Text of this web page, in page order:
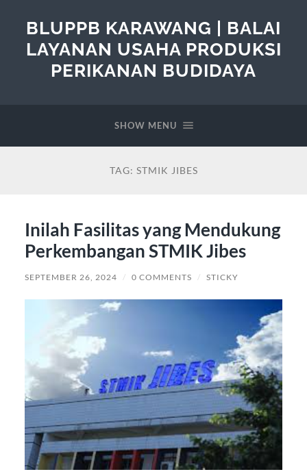
BLUPPB KARAWANG | BALAI
LAYANAN USAHA PRODUKSI
PERIKANAN BUDIDAYA
SHOW MENU
TAG: STMIK JIBES
Inilah Fasilitas yang Mendukung
Perkembangan STMIK Jibes
SEPTEMBER 26, 2024 / 0 COMMENTS / STICKY